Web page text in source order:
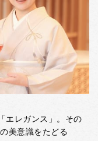
エレガンス」。その
美意識をたどる